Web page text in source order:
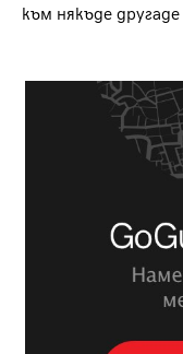
към някъде другаде